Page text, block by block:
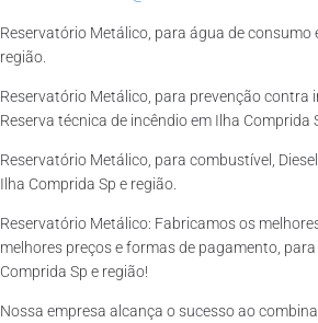
Reservatório Metálico, para água de consumo
região.
Reservatório Metálico, para prevenção contra
Reserva técnica de incêndio em Ilha Comprida
Reservatório Metálico, para combustível,
Ilha Comprida Sp e região.
Reservatório Metálico: Fabricamos os
melhores preços e formas de pagamento,
Comprida Sp e região!
Nossa empresa alcança o sucesso ao